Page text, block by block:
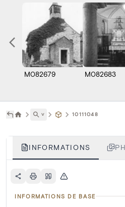
M082679 M082683
˅ 10111048
INFORMATIONS
INFORMATIONS DE BASE